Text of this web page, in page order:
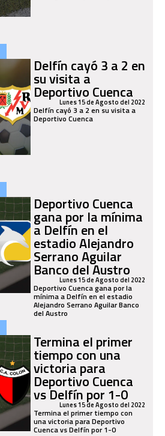
Delfín cayó 3 a 2 en
su visita a
Deportivo Cuenca
Lunes 15 de Agosto del 2022
Delfín cayó 3 a 2 en su visita a
Deportivo Cuenca
Deportivo Cuenca
gana por la mínima
a Delfín en el
estadio Alejandro
Serrano Aguilar
Banco del Austro
Lunes 15 de Agosto del 2022
Deportivo Cuenca gana por la
mínima a Delfín en el estadio
Alejandro Serrano Aguilar Banco
del Austro
Termina el primer
tiempo con una
victoria para
Deportivo Cuenca
vs Delfín por 1-0
Lunes 15 de Agosto del 2022
Termina el primer tiempo con
una victoria para Deportivo
Cuenca vs Delfín por 1-0